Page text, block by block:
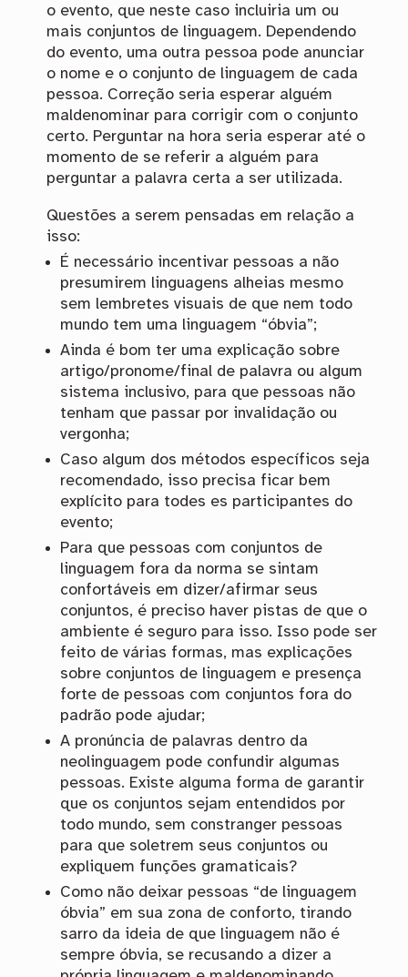
o evento, que neste caso incluiria um ou
mais conjuntos de linguagem. Dependendo
do evento, uma outra pessoa pode anunciar
o nome e o conjunto de linguagem de cada
pessoa. Correção seria esperar alguém
maldenominar para corrigir com o conjunto
certo. Perguntar na hora seria esperar até o
momento de se referir a alguém para
perguntar a palavra certa a ser utilizada.
Questões a serem pensadas em relação a
isso:
É necessário incentivar pessoas a não
presumirem linguagens alheias mesmo
sem lembretes visuais de que nem todo
mundo tem uma linguagem “óbvia”;
Ainda é bom ter uma explicação sobre
artigo/pronome/final de palavra ou algum
sistema inclusivo, para que pessoas não
tenham que passar por invalidação ou
vergonha;
Caso algum dos métodos específicos seja
recomendado, isso precisa ficar bem
explícito para todes es participantes do
evento;
Para que pessoas com conjuntos de
linguagem fora da norma se sintam
confortáveis em dizer/afirmar seus
conjuntos, é preciso haver pistas de que o
ambiente é seguro para isso. Isso pode ser
feito de várias formas, mas explicações
sobre conjuntos de linguagem e presença
forte de pessoas com conjuntos fora do
padrão pode ajudar;
A pronúncia de palavras dentro da
neolinguagem pode confundir algumas
pessoas. Existe alguma forma de garantir
que os conjuntos sejam entendidos por
todo mundo, sem constranger pessoas
para que soletrem seus conjuntos ou
expliquem funções gramaticais?
Como não deixar pessoas “de linguagem
óbvia” em sua zona de conforto, tirando
sarro da ideia de que linguagem não é
sempre óbvia, se recusando a dizer a